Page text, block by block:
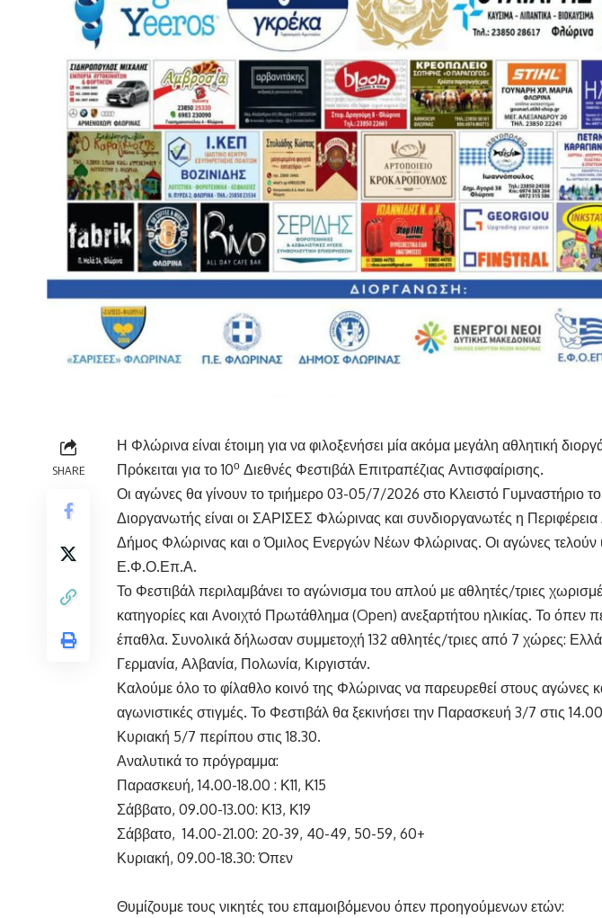
SHARE
Η Φλώρινα είναι έτοιμη για να φιλοξενήσει μία ακόμα μεγάλη αθλητική
Πρόκειται για το 10ο Διεθνές Φεστιβάλ Επιτραπέζιας Αντισφαίρισης.
Οι αγώνες θα γίνουν το τριήμερο 03-05/7/2026 στο Κλειστό Γυμναστήριο
Διοργανωτής είναι οι ΣΑΡΙΣΕΣ Φλώρινας και συνδιοργανωτές η
Δήμος Φλώρινας και ο Όμιλος Ενεργών Νέων Φλώρινας. Οι αγώνες τελούν
Ε.Φ.Ο.Επ.Α.
Το Φεστιβάλ περιλαμβάνει το αγώνισμα του απλού με αθλητές/τριες
κατηγορίες και Ανοιχτό Πρωτάθλημα (Open) ανεξαρτήτου ηλικίας. Το όπεν
έπαθλα. Συνολικά δήλωσαν συμμετοχή 132 αθλητές/τριες από 7 χώρες:
Γερμανία, Αλβανία, Πολωνία, Κιργιστάν.
Καλούμε όλο το φίλαθλο κοινό της Φλώρινας να παρευρεθεί στους αγώνες
αγωνιστικές στιγμές. Το Φεστιβάλ θα ξεκινήσει την Παρασκευή 3/7 στις
Κυριακή 5/7 περίπου στις 18.30.
Αναλυτικά το πρόγραμμα:
Παρασκευή, 14.00-18.00 : Κ11, Κ15
Σάββατο, 09.00-13.00: Κ13, Κ19
Σάββατο, 14.00-21.00: 20-39, 40-49, 50-59, 60+
Κυριακή, 09.00-18.30: Όπεν
Θυμίζουμε τους νικητές του επαμοιβόμενου όπεν προηγούμενων ετών: